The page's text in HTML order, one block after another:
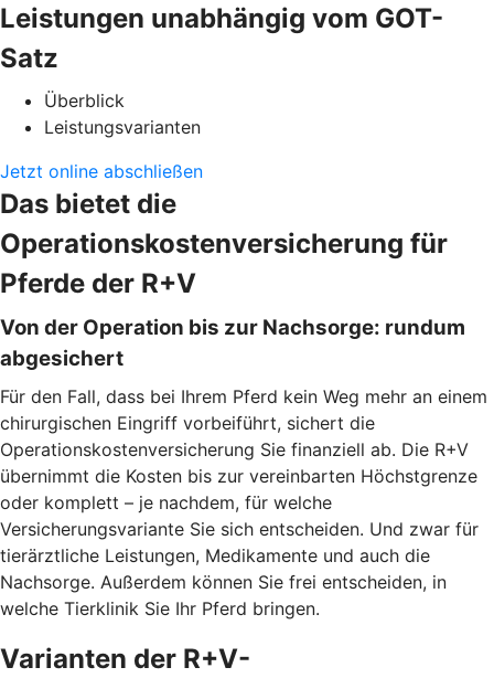
Leistungen unabhängig vom GOT-
Satz
Überblick
Leistungsvarianten
Jetzt online abschließen
Das bietet die
Operationskostenversicherung für
Pferde der R+V
Von der Operation bis zur Nachsorge: rundum
abgesichert
Für den Fall, dass bei Ihrem Pferd kein Weg mehr an einem
chirurgischen Eingriff vorbeiführt, sichert die
Operationskostenversicherung Sie finanziell ab. Die R+V
übernimmt die Kosten bis zur vereinbarten Höchstgrenze
oder komplett – je nachdem, für welche
Versicherungsvariante Sie sich entscheiden. Und zwar für
tierärztliche Leistungen, Medikamente und auch die
Nachsorge. Außerdem können Sie frei entscheiden, in
welche Tierklinik Sie Ihr Pferd bringen.
Varianten der R+V-